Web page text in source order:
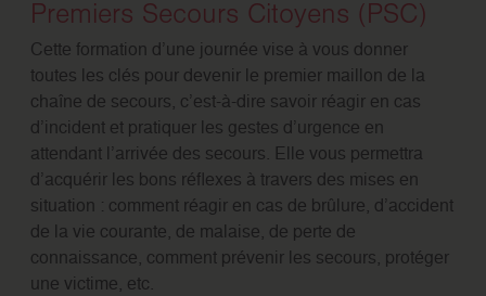
Premiers Secours Citoyens (PSC)
Cette formation d’une journée vise à vous donner
toutes les clés pour devenir le premier maillon de la
chaîne de secours, c’est-à-dire savoir réagir en cas
d’incident et pratiquer les gestes d’urgence en
attendant l’arrivée des secours. Elle vous permettra
d’acquérir les bons réflexes à travers des mises en
situation : comment réagir en cas de brûlure, d’accident
de la vie courante, de malaise, de perte de
connaissance, comment prévenir les secours, protéger
une victime, etc.